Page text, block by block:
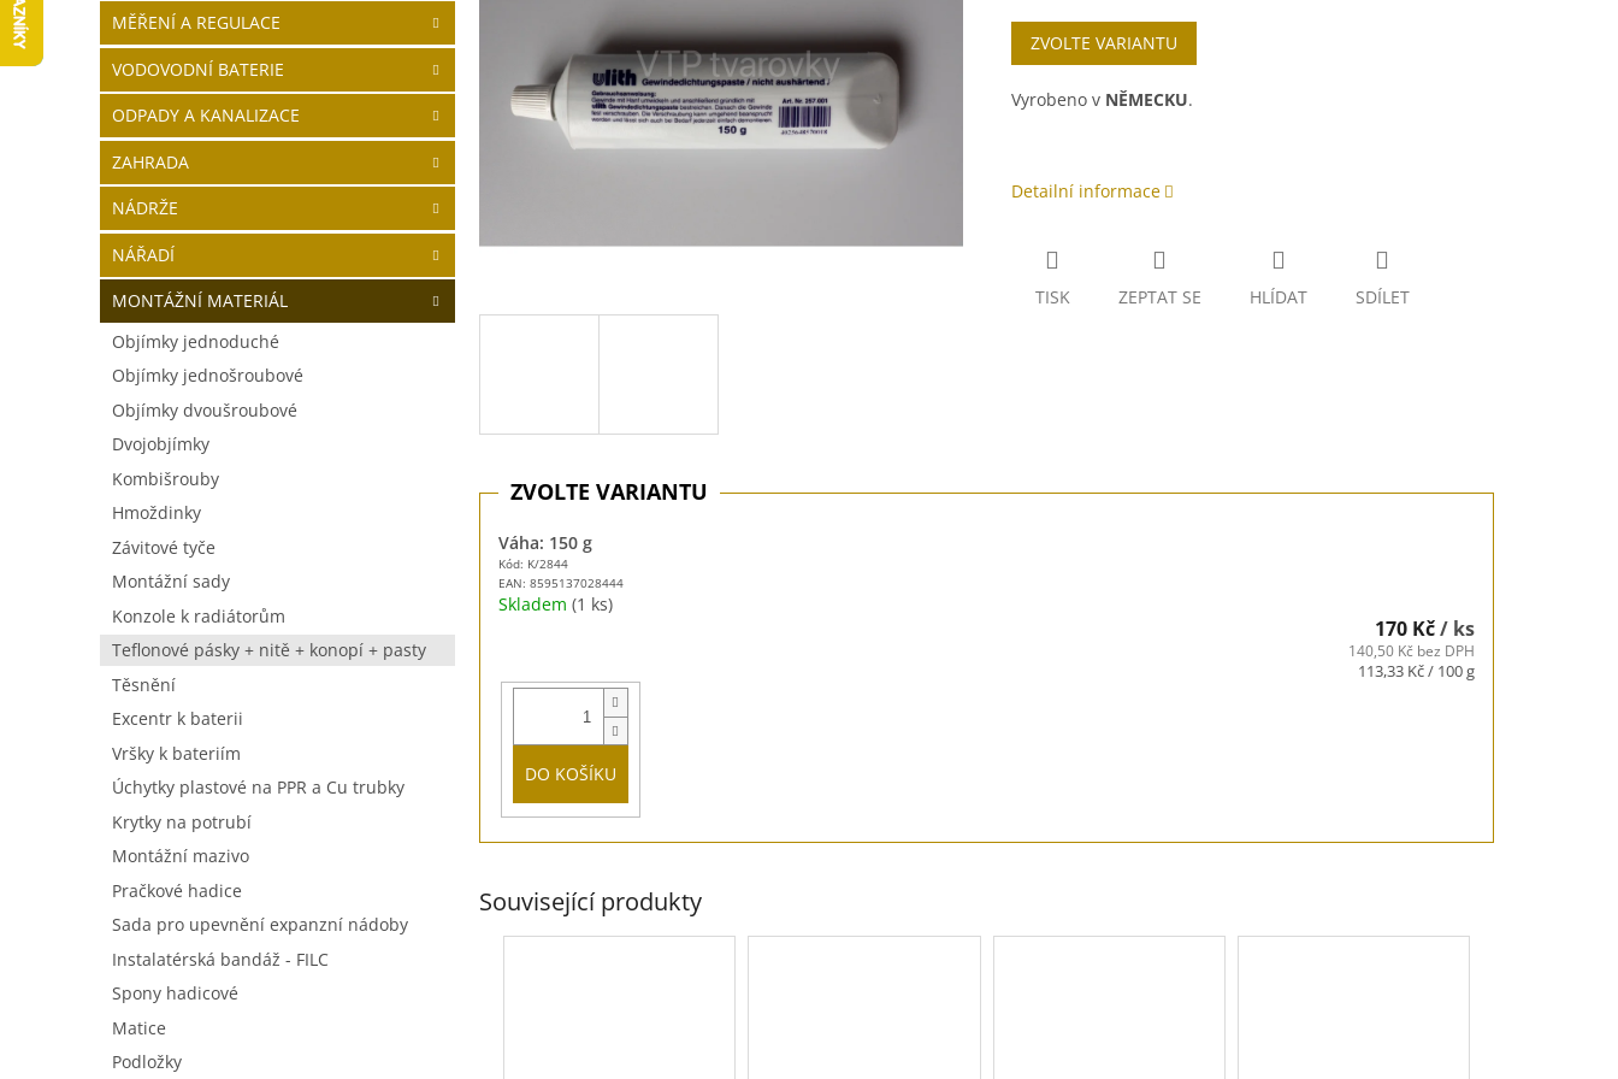
p
n
l
MĚŘENÍ A REGULACE
VODOVODNÍ BATERIE
ODPADY A KANALIZACE
ZAHRADA
NÁDRŽE
NÁŘADÍ
MONTÁŽNÍ MATERIÁL
Objímky jednoduché
Objímky jednošroubové
Objímky dvoušroubové
Dvojobjímky
Kombišrouby
Hmoždinky
Závitové tyče
Montážní sady
Konzole k radiátorům
Teflonové pásky + nitě + konopí + pasty
Těsnění
Excentr k baterii
Vršky k bateriím
Úchytky plastové na PPR a Cu trubky
Krytky na potrubí
Montážní mazivo
Pračkové hadice
Sada pro upevnění expanzní nádoby
Instalatérská bandáž - FILC
Spony hadicové
Matice
Podložky
ZVOLTE VARIANTU
Vyrobeno v NĚMECKU.
Detailní informace
TISK ZEPTAT SE HLÍDAT SDÍLET
Kód: K/2844
EAN: 8595137028444
Váha: 150 g
Skladem (1 ks)
170 Kč/ ks
140,50 Kč bez DPH
Měrná
113,33 Kč / 100 g
DO KOŠÍKU
Související produkty